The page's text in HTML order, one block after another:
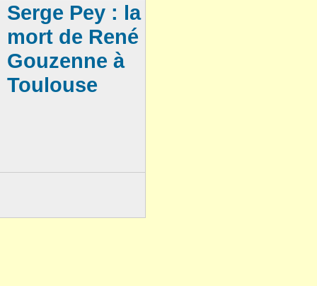
Serge Pey : la
mort de René
Gouzenne à
Toulouse